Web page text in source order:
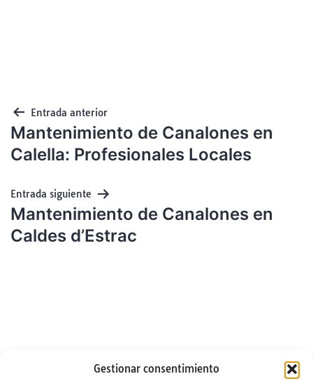
Gestionar consentimiento
Entrada anterior
Mantenimiento de Canalones en
Calella: Profesionales Locales
Entrada siguiente
Mantenimiento de Canalones en
Caldes d’Estrac